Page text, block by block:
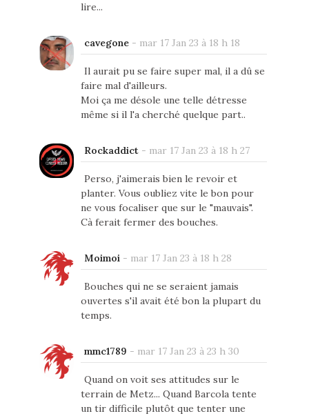
lire...
cavegone- mar 17 Jan 23 à 18 h 18
Il aurait pu se faire super mal, il a dû se
faire mal d'ailleurs.
Moi ça me désole une telle détresse
même si il l'a cherché quelque part..
Rockaddict- mar 17 Jan 23 à 18 h 27
Perso, j'aimerais bien le revoir et
planter. Vous oubliez vite le bon pour
ne vous focaliser que sur le "mauvais".
Cà ferait fermer des bouches.
Moimoi- mar 17 Jan 23 à 18 h 28
Bouches qui ne se seraient jamais
ouvertes s'il avait été bon la plupart du
temps.
mmc1789 - mar 17 Jan 23 à 23 h 30
Quand on voit ses attitudes sur le
terrain de Metz... Quand Barcola tente
un tir difficile plutôt que tenter une